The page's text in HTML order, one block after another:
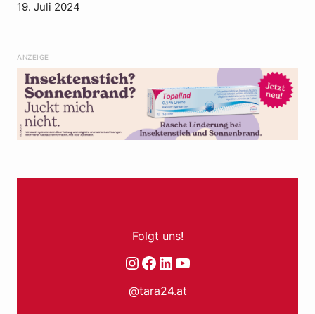
19. Juli 2024
ANZEIGE
Folgt uns!
Instagram Facebook LinkedIn YouTube
@tara24.at